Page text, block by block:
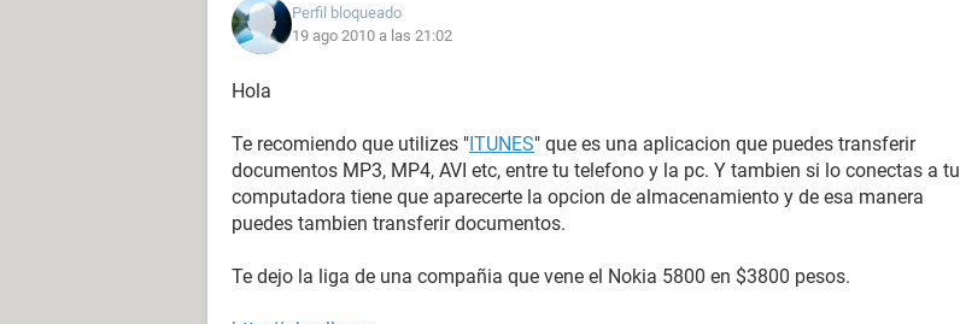
Perfil bloqueado
19 ago 2010 a las 21:02
Hola
Te recomiendo que utilizes "ITUNES" que es una aplicacion que puedes transferir
documentos MP3, MP4, AVI etc, entre tu telefono y la pc. Y tambien si lo conectas a tu
computadora tiene que aparecerte la opcion de almacenamiento y de esa manera
puedes tambien transferir documentos.
Te dejo la liga de una compañia que vene el Nokia 5800 en $3800 pesos.